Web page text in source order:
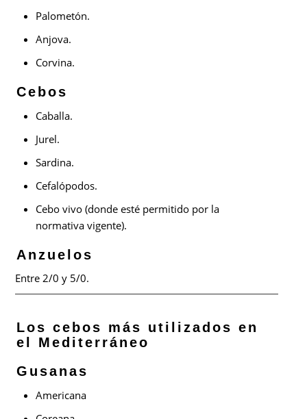
Palometón.
Anjova.
Corvina.
Cebos
Caballa.
Jurel.
Sardina.
Cefalópodos.
Cebo vivo (donde esté permitido por la
normativa vigente).
Anzuelos
Entre 2/0 y 5/0.
Los cebos más utilizados en
el Mediterráneo
Gusanas
Americana